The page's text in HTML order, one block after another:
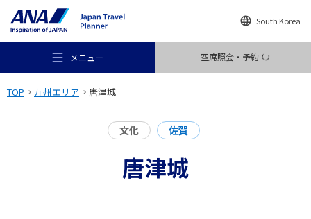
South Korea
メニュー 空席照会・予約
TOP 九州エリア 唐津城
文化 佐賀
唐津城